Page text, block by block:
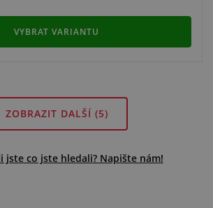
VYBRAT VARIANTU
ZOBRAZIT DALŠÍ (5)
jste co jste hledali? Napište nám!